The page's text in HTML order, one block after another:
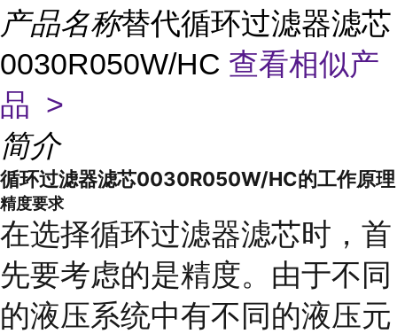
产品名称替代循环过滤器滤芯
0030R050W/HC 查看相似产
品 >
简介
循环过滤器滤芯0030R050W/HC的工作原理
精度要求
在选择循环过滤器滤芯时，首
先要考虑的是精度。由于不同
的液压系统中有不同的液压元